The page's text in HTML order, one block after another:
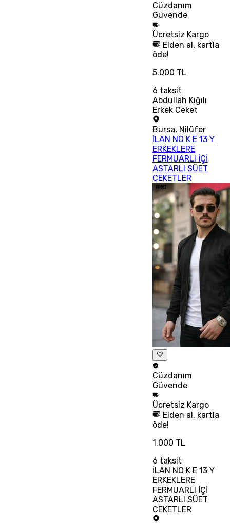
Cüzdanım
Güvende
Ücretsiz Kargo
Elden al, kartla
öde!
5.000 TL
6 taksit
Abdullah Kiğılı
Erkek Ceket
Bursa, Nilüfer
İLAN NO K E 13 Y
ERKEKLERE
FERMUARLI İÇİ
ASTARLI SÜET
CEKETLER
Cüzdanım
Güvende
Ücretsiz Kargo
Elden al, kartla
öde!
1.000 TL
6 taksit
İLAN NO K E 13 Y
ERKEKLERE
FERMUARLI İÇİ
ASTARLI SÜET
CEKETLER